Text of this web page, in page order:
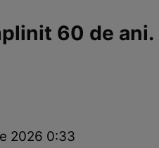
60 de
2026 0:33